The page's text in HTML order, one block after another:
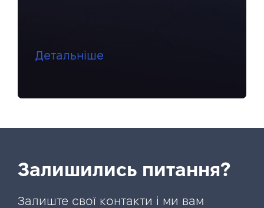
Детальніше
Залишились питання?
Залиште свої контакти і ми вам